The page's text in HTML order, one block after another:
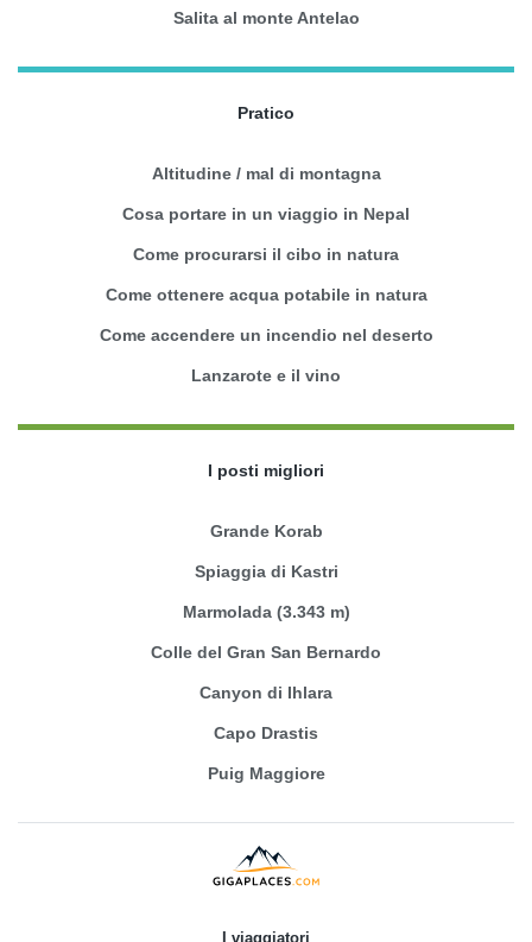
Salita al monte Antelao
Pratico
Altitudine / mal di montagna
Cosa portare in un viaggio in Nepal
Come procurarsi il cibo in natura
Come ottenere acqua potabile in natura
Come accendere un incendio nel deserto
Lanzarote e il vino
I posti migliori
Grande Korab
Spiaggia di Kastri
Marmolada (3.343 m)
Colle del Gran San Bernardo
Canyon di Ihlara
Capo Drastis
Puig Maggiore
I viaggiatori